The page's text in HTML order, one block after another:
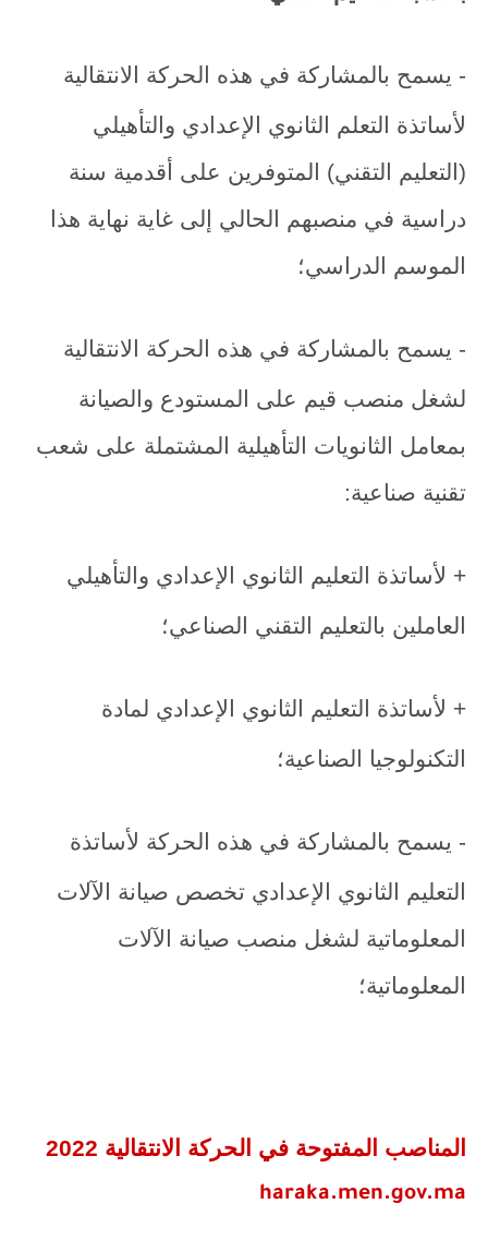
- يسمح بالمشاركة في هذه الحركة الانتقالية
لأساتذة التعلم الثانوي الإعدادي والتأهيلي
(التعليم التقني) المتوفرين على أقدمية سنة
دراسية في منصبهم الحالي إلى غاية نهاية هذا
الموسم الدراسي؛
- يسمح بالمشاركة في هذه الحركة الانتقالية
لشغل منصب قيم على المستودع والصيانة
بمعامل الثانويات التأهيلية المشتملة على شعب
تقنية صناعية:
+ لأساتذة التعليم الثانوي الإعدادي والتأهيلي
العاملين بالتعليم التقني الصناعي؛
+ لأساتذة التعليم الثانوي الإعدادي لمادة
التكنولوجيا الصناعية؛
- يسمح بالمشاركة في هذه الحركة لأساتذة
التعليم الثانوي الإعدادي تخصص صيانة الآلات
المعلوماتية لشغل منصب صيانة الآلات
المعلوماتية؛
المناصب المفتوحة في الحركة الانتقالية 2022
haraka.men.gov.ma